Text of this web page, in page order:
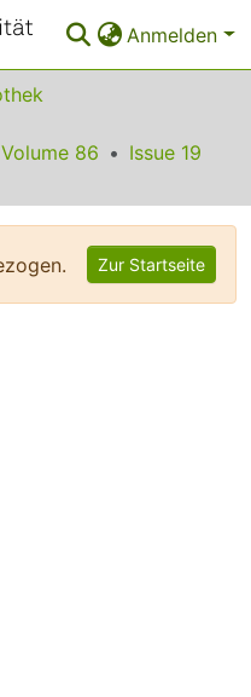
Anmelden
Volume 86
Issue 19
Zur Startseite